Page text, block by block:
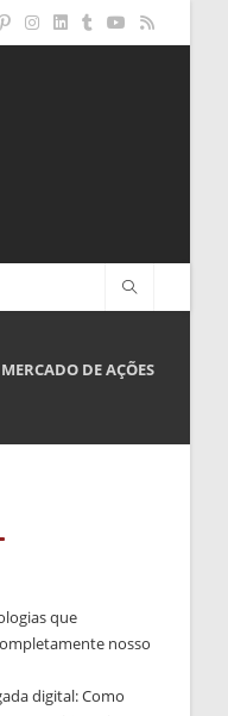
DE AÇÕES
que
nosso
digital: Como